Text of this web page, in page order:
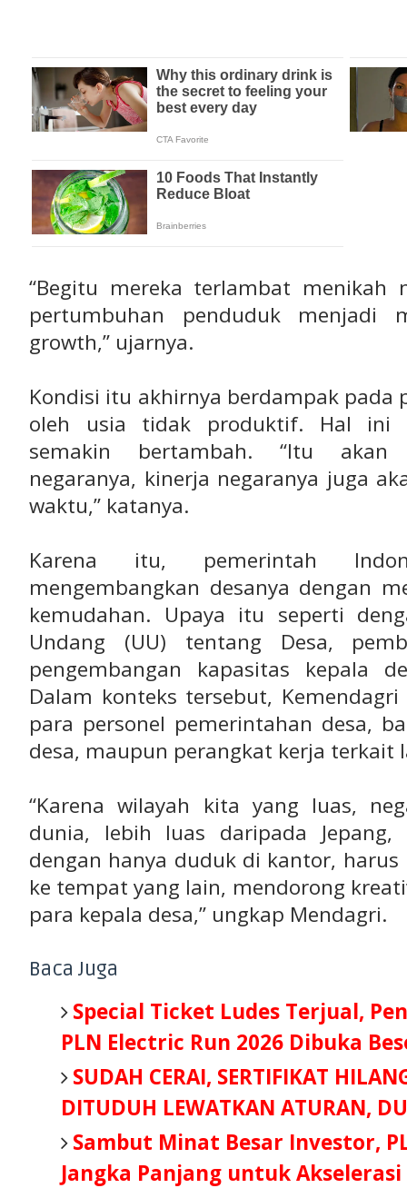
“Begitu mereka terlambat menikah
pertumbuhan penduduk menjadi
growth,” ujarnya.
Kondisi itu akhirnya berdampak pada
oleh usia tidak produktif. Hal ini
semakin bertambah. “Itu akan
negaranya, kinerja negaranya juga
waktu,” katanya.
Karena itu, pemerintah
mengembangkan desanya dengan
kemudahan. Upaya itu seperti
Undang (UU) tentang Desa,
pengembangan kapasitas kepala
Dalam konteks tersebut,
para personel pemerintahan desa,
desa, maupun perangkat kerja terkait
“Karena wilayah kita yang luas,
dunia, lebih luas daripada
dengan hanya duduk di kantor,
ke tempat yang lain, mendorong
para kepala desa,” ungkap Mendagri.
Baca Juga
Special Ticket Ludes Terjual,
PLN Electric Run 2026 Dibuka
SUDAH CERAI, SERTIFIKAT
DITUDUH LEWATKAN ATURAN,
Sambut Minat Besar Investor,
Jangka Panjang untuk Akselerasi